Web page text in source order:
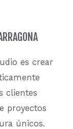
es crear
clientes
proyectos
únicos.